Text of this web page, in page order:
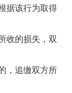
据该行为取得
的损失，双
，追缴双方所